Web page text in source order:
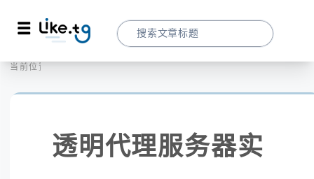
当前位置：
透明代理服务器实